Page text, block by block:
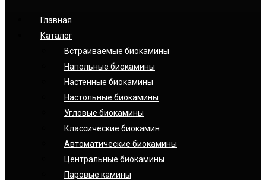
Главная
Каталог
Встраиваемые биокамины
Напольные биокамины
Настенные биокамины
Настoльные биокамины
Угловые биокамины
Классические биокамин
Автоматические биокамины
Центральные биокамины
Паровые камины